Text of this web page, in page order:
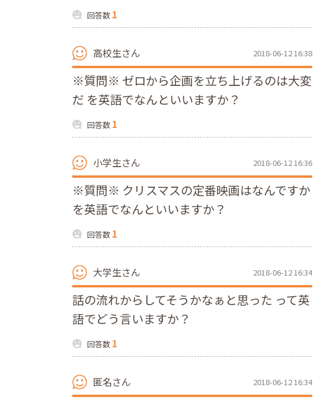
回答数 1
高校生さん 2018-06-12 16:38
※質問※ ゼロから企画を立ち上げるのは大変
だ を英語でなんといいますか？
回答数 1
小学生さん 2018-06-12 16:36
※質問※ クリスマスの定番映画はなんですか
を英語でなんといいますか？
回答数 1
大学生さん 2018-06-12 16:34
話の流れからしてそうかなぁと思った って英
語でどう言いますか？
回答数 1
匿名さん 2018-06-12 16:34